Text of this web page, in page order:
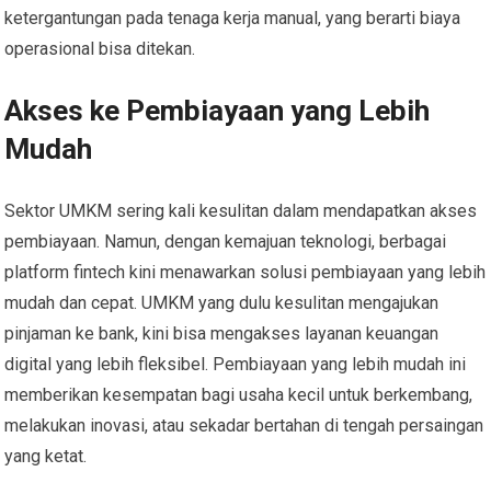
ketergantungan pada tenaga kerja manual, yang berarti biaya
operasional bisa ditekan.
Akses ke Pembiayaan yang Lebih
Mudah
Sektor UMKM sering kali kesulitan dalam mendapatkan akses
pembiayaan. Namun, dengan kemajuan teknologi, berbagai
platform fintech kini menawarkan solusi pembiayaan yang lebih
mudah dan cepat. UMKM yang dulu kesulitan mengajukan
pinjaman ke bank, kini bisa mengakses layanan keuangan
digital yang lebih fleksibel. Pembiayaan yang lebih mudah ini
memberikan kesempatan bagi usaha kecil untuk berkembang,
melakukan inovasi, atau sekadar bertahan di tengah persaingan
yang ketat.